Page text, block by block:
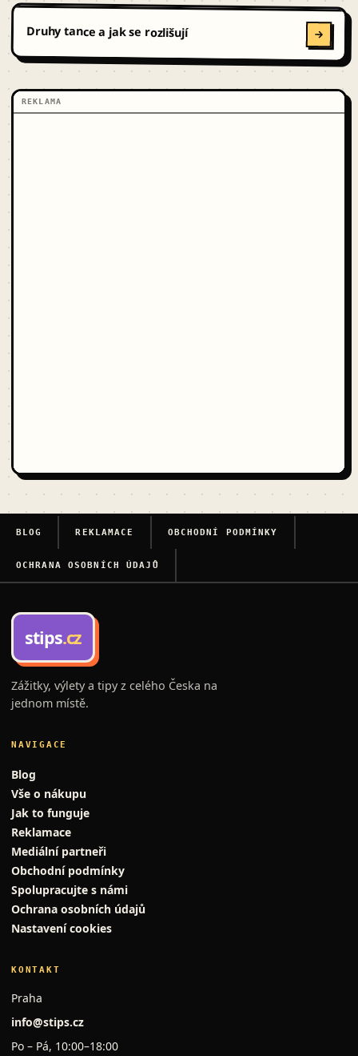
Druhy tance a jak se rozlišují
REKLAMA
BLOG REKLAMACE OBCHODNÍ PODMÍNKY
OCHRANA OSOBNÍCH ÚDAJŮ
stips.cz
Zážitky, výlety a tipy z celého Česka na
jednom místě.
NAVIGACE
Blog
Vše o nákupu
Jak to funguje
Reklamace
Mediální partneři
Obchodní podmínky
Spolupracujte s námi
Ochrana osobních údajů
Nastavení cookies
KONTAKT
Praha
info@stips.cz
Po – Pá, 10:00–18:00